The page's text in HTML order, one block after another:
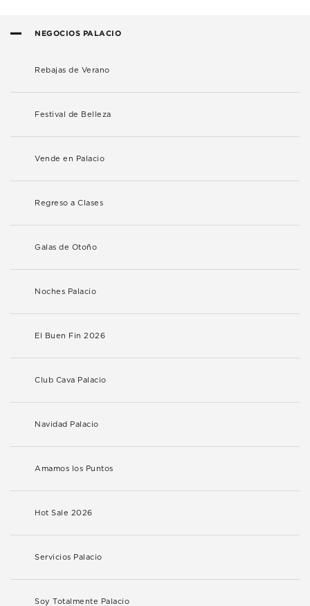
NEGOCIOS PALACIO
Rebajas de Verano
Festival de Belleza
Vende en Palacio
Regreso a Clases
Galas de Otoño
Noches Palacio
El Buen Fin 2026
Club Cava Palacio
Navidad Palacio
Amamos los Puntos
Hot Sale 2026
Servicios Palacio
Soy Totalmente Palacio